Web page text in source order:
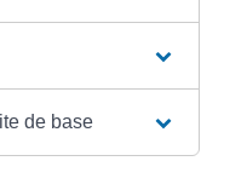
de base